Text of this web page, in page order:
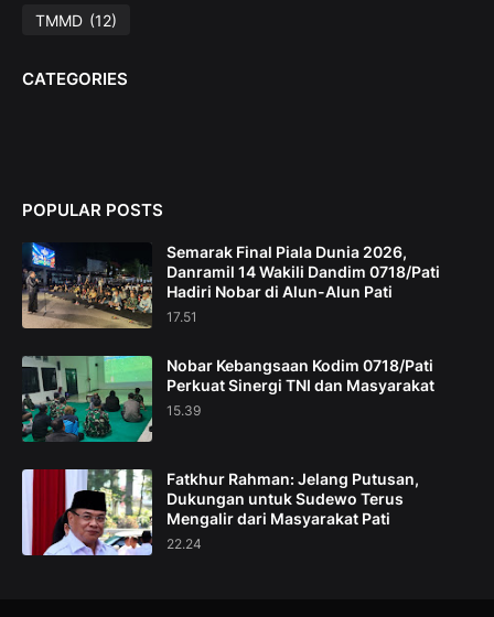
TMMD (12)
CATEGORIES
POPULAR POSTS
Semarak Final Piala Dunia 2026,
Danramil 14 Wakili Dandim 0718/Pati
Hadiri Nobar di Alun-Alun Pati
17.51
Nobar Kebangsaan Kodim 0718/Pati
Perkuat Sinergi TNI dan Masyarakat
15.39
Fatkhur Rahman: Jelang Putusan,
Dukungan untuk Sudewo Terus
Mengalir dari Masyarakat Pati
22.24